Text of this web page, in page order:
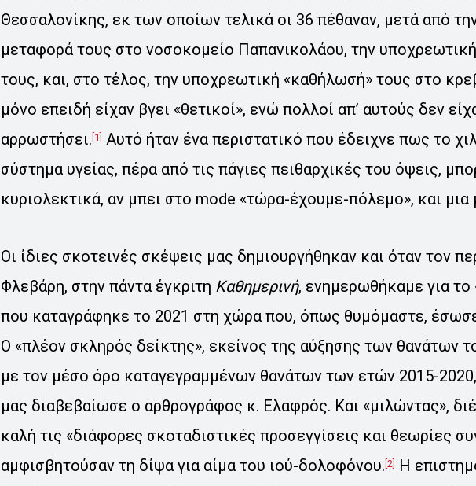
Θεσσαλονίκης, εκ των οποίων τελικά οι 36 πέθαναν, μετά από
μεταφορά τους στο νοσοκομείο Παπανικολάου, την
τους, και, στο τέλος, την υποχρεωτική «καθήλωσή» τους στο
μόνο επειδή είχαν βγει «θετικοί», ενώ πολλοί απ’ αυτούς δεν
αρρωστήσει. [1]
Αυτό ήταν ένα περιστατικό που έδειχνε πως το
σύστημα υγείας, πέρα από τις πάγιες πειθαρχικές του όψεις,
κυριολεκτικά, αν μπει στο mode «τώρα-έχουμε-πόλεμο», και μια
Οι ίδιες σκοτεινές σκέψεις μας δημιουργήθηκαν και όταν τον
Φλεβάρη, στην πάντα έγκριτη Καθημερινή, ενημερωθήκαμε για
που καταγράφηκε το 2021 στη χώρα που, όπως θυμόμαστε,
Ο «πλέον σκληρός δείκτης», εκείνος της αύξησης των θανάτων
με τον μέσο όρο καταγεγραμμένων θανάτων των ετών 2015-2020,
μας διαβεβαίωσε ο αρθρογράφος κ. Ελαφρός. Και «μιλώντας»,
καλή τις «διάφορες σκοταδιστικές προσεγγίσεις και θεωρίες
αμφισβητούσαν τη δίψα για αίμα του ιού-δολοφόνου. [2]
Η